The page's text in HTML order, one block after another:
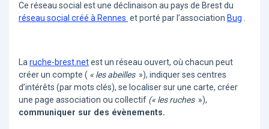
Ce réseau social est une déclinaison au pays de Brest du
réseau social créé à Rennes et porté par l’association Bug .
Laruche-brest.netest un réseau ouvert, où chacun peut
créer un compte ( « les abeilles »), indiquer ses centres
d’intérêts (par mots clés), se localiser sur une carte, créer
une page association ou collectif (« les ruches »),
communiquer sur des évènements.